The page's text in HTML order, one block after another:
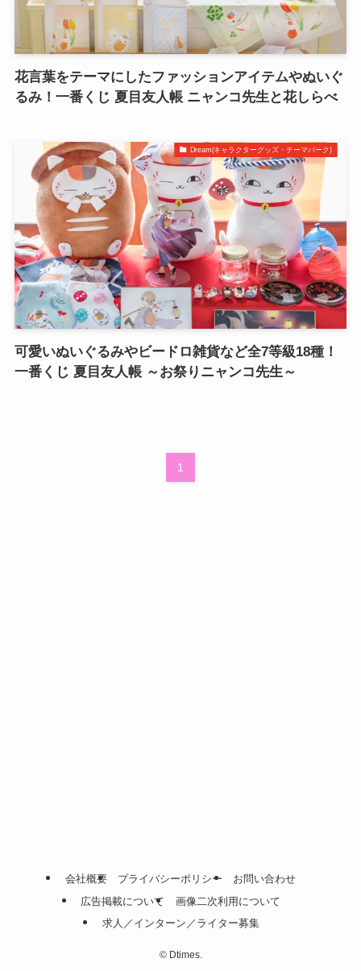
花言葉をテーマにしたファッションアイテムやぬいぐ
るみ！一番くじ 夏目友人帳 ニャンコ先生と花しらべ
Dream(キャラクターグッズ・テーマパーク)
可愛いぬいぐるみやビードロ雑貨など全7等級18種！
一番くじ 夏目友人帳 ～お祭りニャンコ先生～
1
会社概要 プライバシーポリシー
お問い合わせ
広告掲載について
画像二次利用について
求人／インターン／ライター募集
©Dtimes.